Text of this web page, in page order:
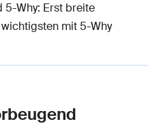
5-Why: Erst breite
mit 5-Why